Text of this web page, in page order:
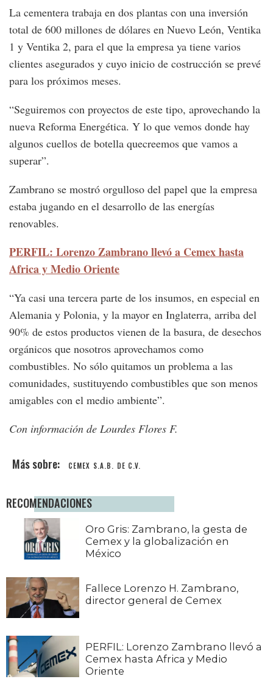
La cementera trabaja en dos plantas con una inversión
total de 600 millones de dólares en Nuevo León, Ventika
1 y Ventika 2, para el que la empresa ya tiene varios
clientes asegurados y cuyo inicio de costrucción se prevé
para los próximos meses.
“Seguiremos con proyectos de este tipo, aprovechando la
nueva Reforma Energética. Y lo que vemos donde hay
algunos cuellos de botella quecreemos que vamos a
superar”.
Zambrano se mostró orgulloso del papel que la empresa
estaba jugando en el desarrollo de las energías
renovables.
PERFIL: Lorenzo Zambrano llevó a Cemex hasta
Africa y Medio Oriente
“Ya casi una tercera parte de los insumos, en especial en
Alemania y Polonia, y la mayor en Inglaterra, arriba del
90% de estos productos vienen de la basura, de desechos
orgánicos que nosotros aprovechamos como
combustibles. No sólo quitamos un problema a las
comunidades, sustituyendo combustibles que son menos
amigables con el medio ambiente”.
Con información de Lourdes Flores F.
CEMEX S.A.B. DE C.V.
RECOMENDACIONES
Oro Gris: Zambrano, la gesta de
Cemex y la globalización en
México
Fallece Lorenzo H. Zambrano,
director general de Cemex
PERFIL: Lorenzo Zambrano llevó a
Cemex hasta Africa y Medio
Oriente